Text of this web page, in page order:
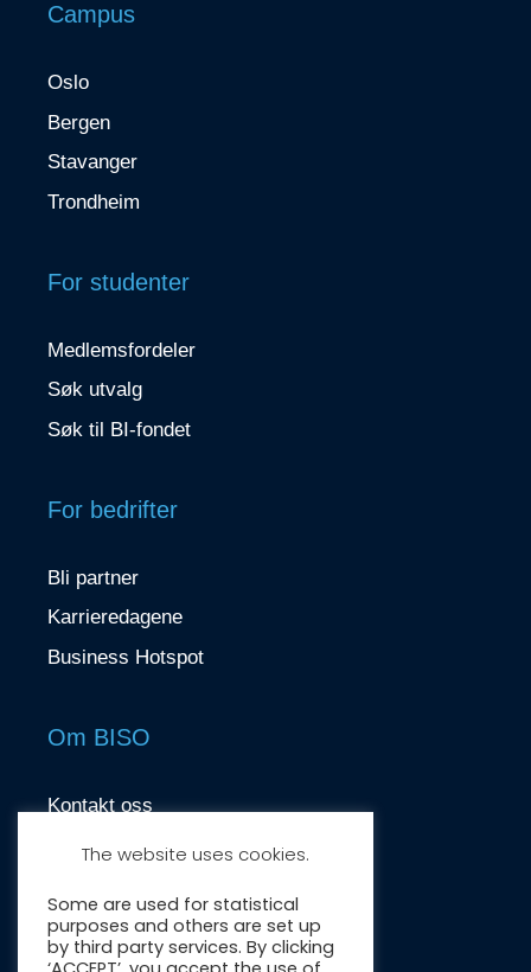
Campus
Oslo
Bergen
Stavanger
Trondheim
For studenter
Medlemsfordeler
Søk utvalg
Søk til BI-fondet
For bedrifter
Bli partner
Karrieredagene
Business Hotspot
Om BISO
Kontakt oss
contact@biso.no
The website uses cookies.
Some are used for statistical
purposes and others are set up
by third party services. By clicking